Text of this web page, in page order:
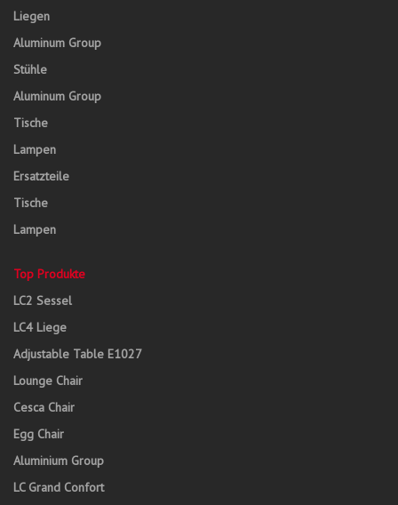
Liegen
Aluminum Group
Stühle
Aluminum Group
Tische
Lampen
Ersatzteile
Tische
Lampen
Top Produkte
LC2 Sessel
LC4 Liege
Adjustable Table E1027
Lounge Chair
Cesca Chair
Egg Chair
Aluminium Group
LC Grand Confort